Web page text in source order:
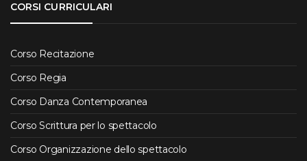
CORSI CURRICULARI
Corso Recitazione
Corso Regia
Corso Danza Contemporanea
Corso Scrittura per lo spettacolo
Corso Organizzazione dello spettacolo